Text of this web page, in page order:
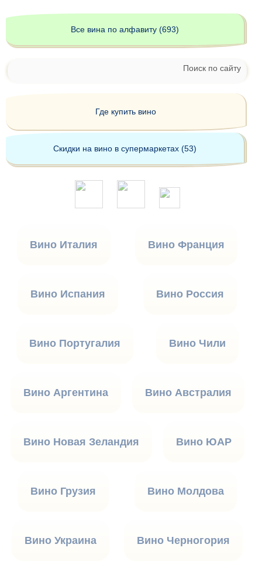
Все вина по алфавиту (693)
Поиск по сайту
Где купить вино
Скидки на вино в супермаркетах (53)
Вино Италия Вино Франция
Вино Испания Вино Россия
Вино Португалия Вино Чили
Вино Аргентина Вино Австралия
Вино Новая Зеландия Вино ЮАР
Вино Грузия Вино Молдова
Вино Украина Вино Черногория